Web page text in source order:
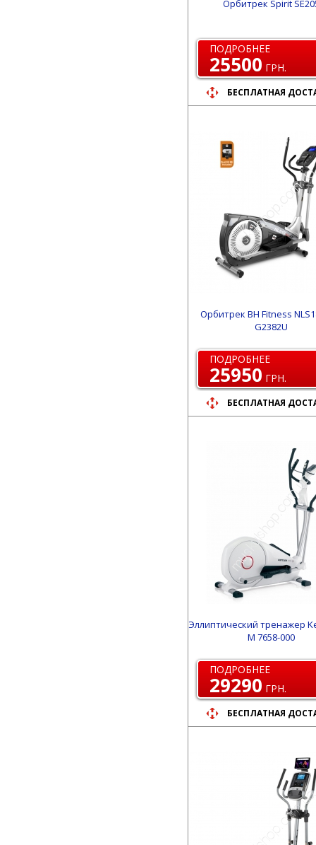
Орбитрек Spirit
ПОДРОБНЕЕ
25500 ГРН.
БЕСПЛАТНАЯ
Орбитрек BH Fitness
G2382U
ПОДРОБНЕЕ
25950 ГРН.
БЕСПЛАТНАЯ
Эллиптический тренажер
M 7658-000
ПОДРОБНЕЕ
29290 ГРН.
БЕСПЛАТНАЯ